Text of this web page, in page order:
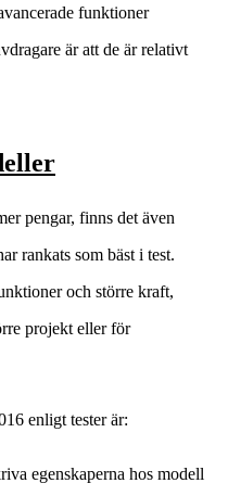
funktioner
är att de är relativt
pengar, finns det även
rankats som bäst i test.
och större kraft,
projekt eller för
enligt tester är:
egenskaperna hos modell